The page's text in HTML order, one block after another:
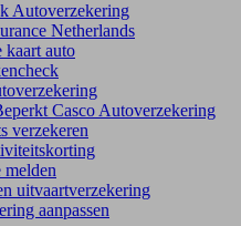
Autoverzekering
Netherlands
kaart auto
Casco Autoverzekering
verzekeren
melden
uitvaartverzekering
aanpassen